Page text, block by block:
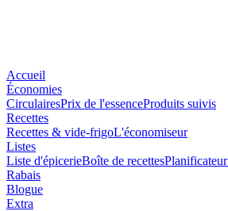
Accueil
Économies
CirculairesPrix de l'essenceProduits suivis
Recettes
Recettes & vide-frigoL'économiseur
Listes
Liste d'épicerieBoîte de recettes
Rabais
Blogue
Extra